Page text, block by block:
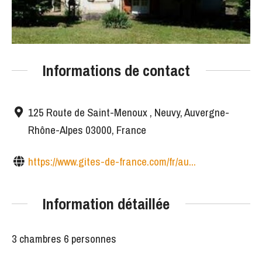
Informations de contact
125 Route de Saint-Menoux , Neuvy, Auvergne-
Rhône-Alpes 03000, France
https://www.gites-de-france.com/fr/au...
Information détaillée
3 chambres 6 personnes